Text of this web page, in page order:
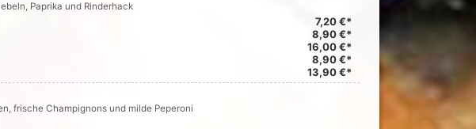
Paprika und Rinderhack
7,20 €*
8,90 €*
16,00 €*
8,90 €*
13,90 €*
frische Champignons und milde Peperoni